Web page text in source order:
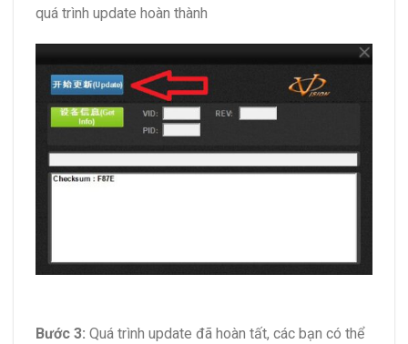
quá trình update hoàn thành
Bước 3: Quá trình update đã hoàn tất, các bạn có thể